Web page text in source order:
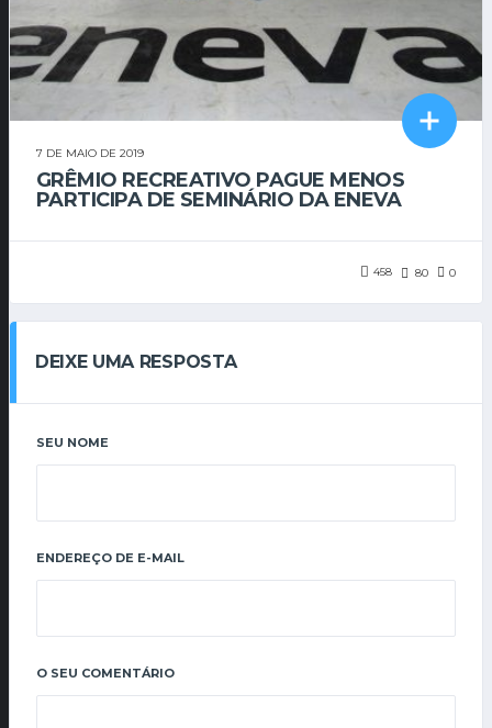
7 DE MAIO DE 2019
GRÊMIO RECREATIVO PAGUE MENOS
PARTICIPA DE SEMINÁRIO DA ENEVA
458 80 0
DEIXE UMA RESPOSTA
SEU NOME
ENDEREÇO DE E-MAIL
O SEU COMENTÁRIO